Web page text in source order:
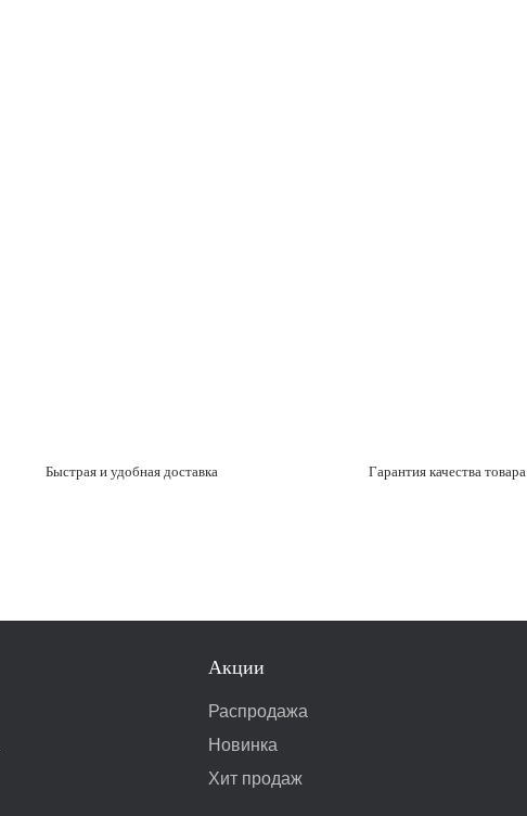
Быстрая и удобная доставка Гарантия качества товара
Акции
Распродажа
Новинка
Хит продаж